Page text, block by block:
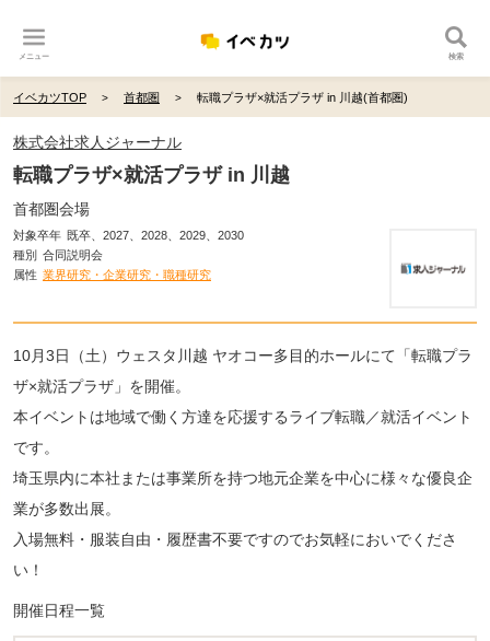
メニュー 検索
イベカツTOP 首都圏 転職プラザ×就活プラザ in 川越(首都圏)
株式会社求人ジャーナル
転職プラザ×就活プラザ in 川越
首都圏会場
対象卒年 既卒、2027、2028、2029、2030
種別 合同説明会
属性 業界研究・企業研究・職種研究
10月3日（土）ウェスタ川越 ヤオコー多目的ホールにて「転職プラ
ザ×就活プラザ」を開催。
本イベントは地域で働く方達を応援するライブ転職／就活イベント
です。
埼玉県内に本社または事業所を持つ地元企業を中心に様々な優良企
業が多数出展。
入場無料・服装自由・履歴書不要ですのでお気軽においでくださ
い！
開催日程一覧